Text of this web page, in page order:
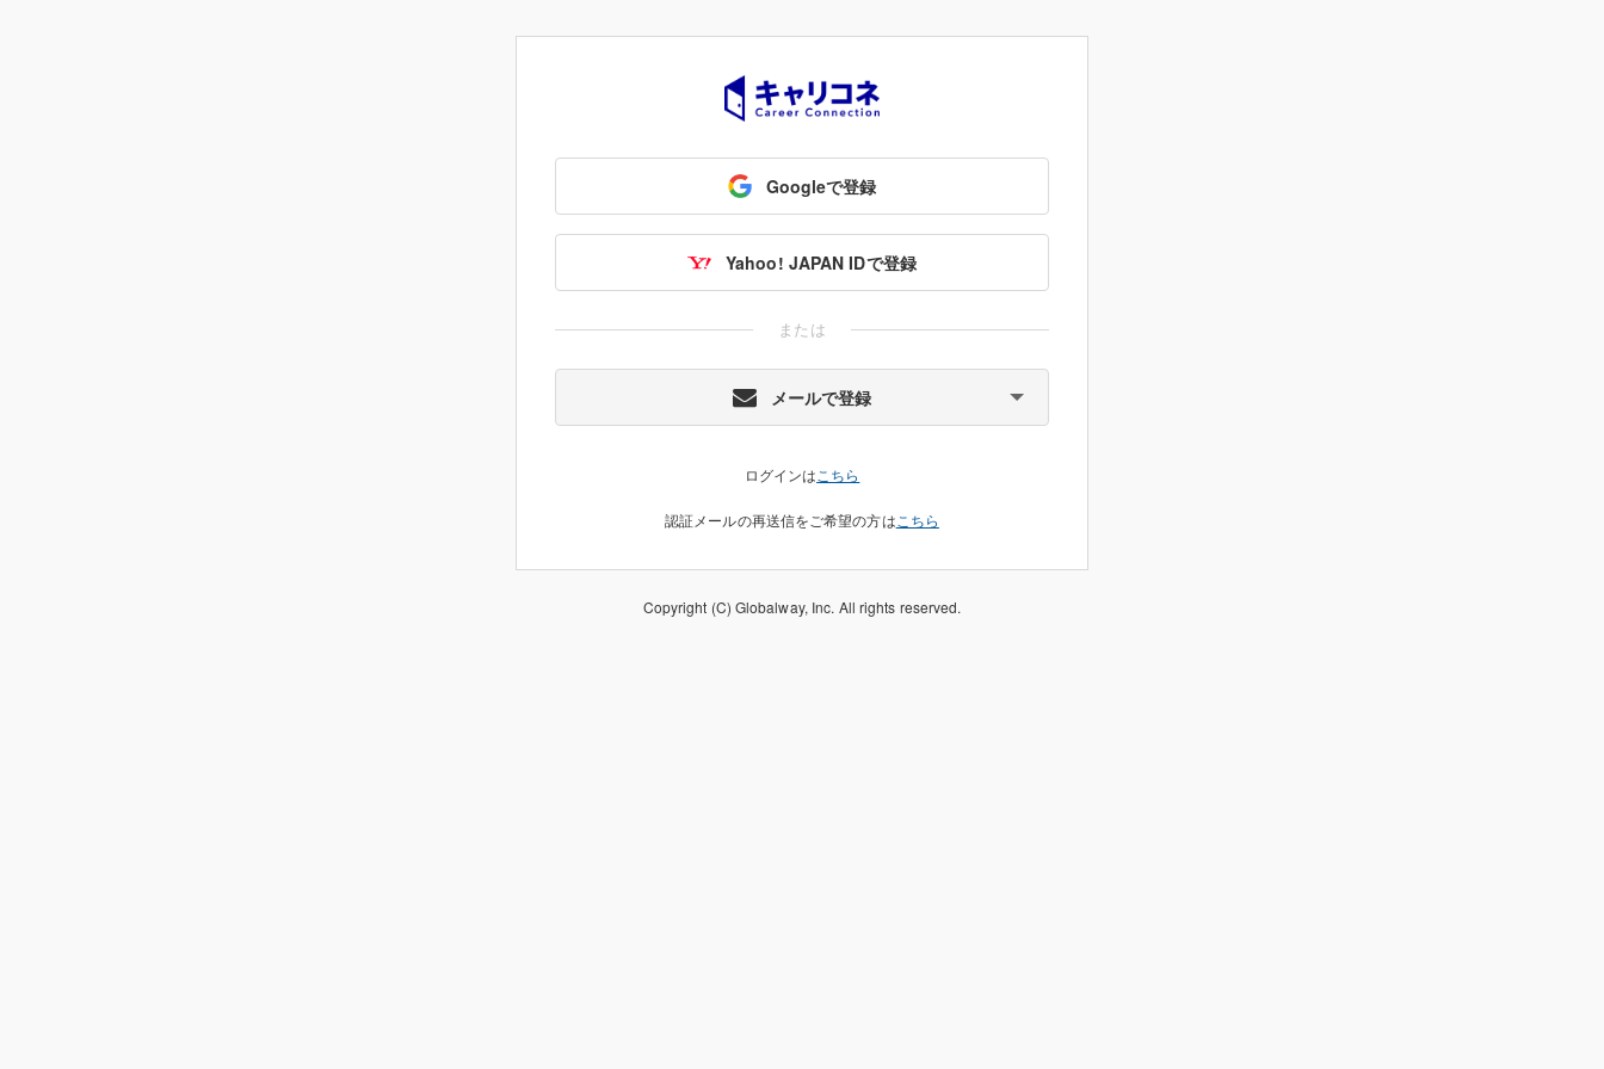
Googleで登録
Yahoo! JAPAN IDで登録
または
メールで登録
ログインは こちら
認証メールの再送信をご希望の方は こちら
Copyright (C) Globalway, Inc. All rights reserved.